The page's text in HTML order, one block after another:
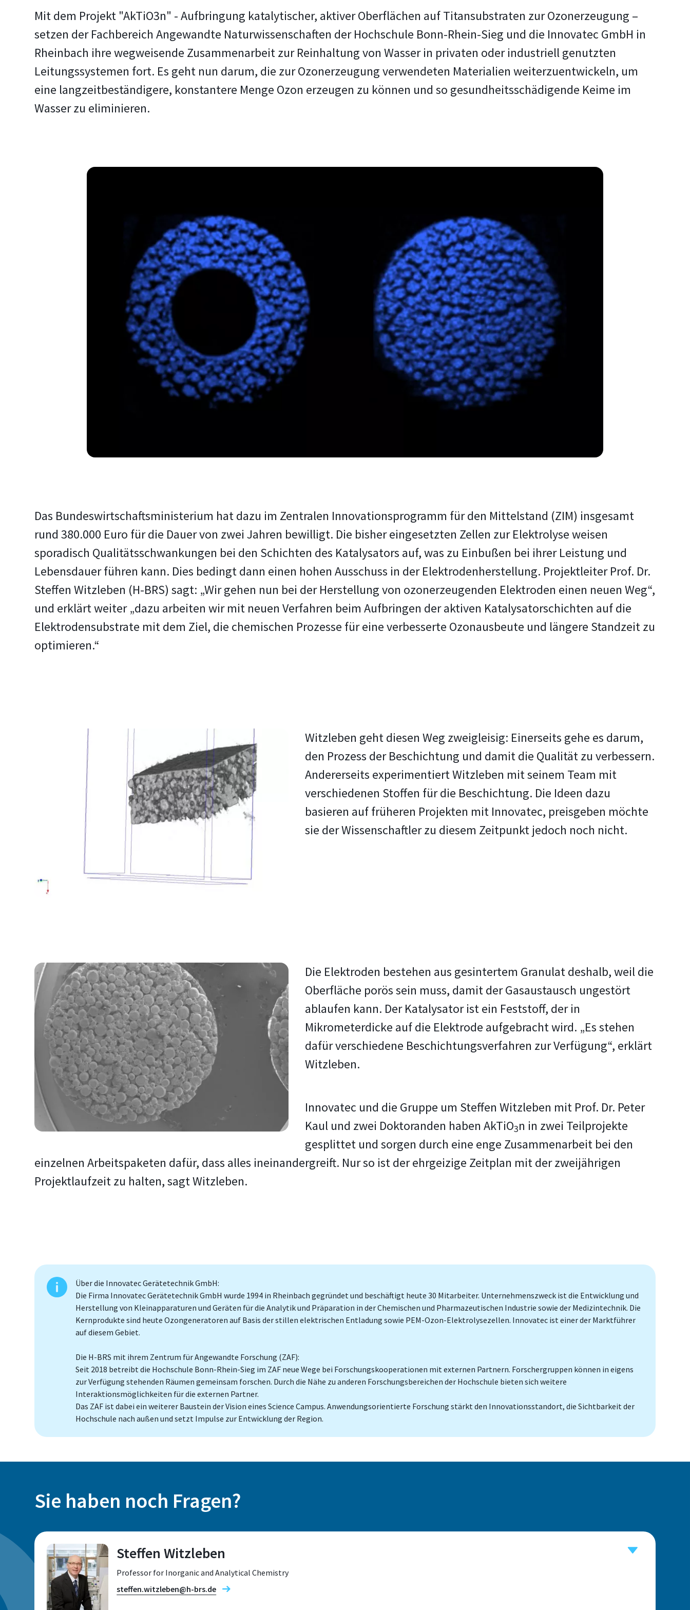
Mit dem Projekt "AkTiO3n" - Aufbringung katalytischer, aktiver Oberflächen auf Titansubstraten zur Ozonerzeugung –
setzen der Fachbereich Angewandte Naturwissenschaften der Hochschule Bonn-Rhein-Sieg und die Innovatec GmbH in
Rheinbach ihre wegweisende Zusammenarbeit zur Reinhaltung von Wasser in privaten oder industriell genutzten
Leitungssystemen fort. Es geht nun darum, die zur Ozonerzeugung verwendeten Materialien weiterzuentwickeln, um
eine langzeitbeständigere, konstantere Menge Ozon erzeugen zu können und so gesundheitsschädigende Keime im
Wasser zu eliminieren.
Das Bundeswirtschaftsministerium hat dazu im Zentralen Innovationsprogramm für den Mittelstand (ZIM) insgesamt
rund 380.000 Euro für die Dauer von zwei Jahren bewilligt. Die bisher eingesetzten Zellen zur Elektrolyse weisen
sporadisch Qualitätsschwankungen bei den Schichten des Katalysators auf, was zu Einbußen bei ihrer Leistung und
Lebensdauer führen kann. Dies bedingt dann einen hohen Ausschuss in der Elektrodenherstellung. Projektleiter Prof. Dr.
Steffen Witzleben (H-BRS) sagt: „Wir gehen nun bei der Herstellung von ozonerzeugenden Elektroden einen neuen Weg“,
und erklärt weiter „dazu arbeiten wir mit neuen Verfahren beim Aufbringen der aktiven Katalysatorschichten auf die
Elektrodensubstrate mit dem Ziel, die chemischen Prozesse für eine verbesserte Ozonausbeute und längere Standzeit zu
optimieren.“
Witzleben geht diesen Weg zweigleisig: Einerseits gehe es darum,
den Prozess der Beschichtung und damit die Qualität zu verbessern.
Andererseits experimentiert Witzleben mit seinem Team mit
verschiedenen Stoffen für die Beschichtung. Die Ideen dazu
basieren auf früheren Projekten mit Innovatec, preisgeben möchte
sie der Wissenschaftler zu diesem Zeitpunkt jedoch noch nicht.
Die Elektroden bestehen aus gesintertem Granulat deshalb, weil die
Oberfläche porös sein muss, damit der Gasaustausch ungestört
ablaufen kann. Der Katalysator ist ein Feststoff, der in
Mikrometerdicke auf die Elektrode aufgebracht wird. „Es stehen
dafür verschiedene Beschichtungsverfahren zur Verfügung“, erklärt
Witzleben.
Innovatec und die Gruppe um Steffen Witzleben mit Prof. Dr. Peter
Kaul und zwei Doktoranden haben AkTiO3n in zwei Teilprojekte
gesplittet und sorgen durch eine enge Zusammenarbeit bei den
einzelnen Arbeitspaketen dafür, dass alles ineinandergreift. Nur so ist der ehrgeizige Zeitplan mit der zweijährigen
Projektlaufzeit zu halten, sagt Witzleben.
Über die Innovatec Gerätetechnik GmbH:
Die Firma Innovatec Gerätetechnik GmbH wurde 1994 in Rheinbach gegründet und beschäftigt heute 30 Mitarbeiter. Unternehmenszweck ist die Entwicklung und
Herstellung von Kleinapparaturen und Geräten für die Analytik und Präparation in der Chemischen und Pharmazeutischen Industrie sowie der Medizintechnik. Die
Kernprodukte sind heute Ozongeneratoren auf Basis der stillen elektrischen Entladung sowie PEM-Ozon-Elektrolysezellen. Innovatec ist einer der Marktführer
auf diesem Gebiet.
Die H-BRS mit ihrem Zentrum für Angewandte Forschung (ZAF):
Seit 2018 betreibt die Hochschule Bonn-Rhein-Sieg im ZAF neue Wege bei Forschungskooperationen mit externen Partnern. Forschergruppen können in eigens
zur Verfügung stehenden Räumen gemeinsam forschen. Durch die Nähe zu anderen Forschungsbereichen der Hochschule bieten sich weitere
Interaktionsmöglichkeiten für die externen Partner.
Das ZAF ist dabei ein weiterer Baustein der Vision eines Science Campus. Anwendungsorientierte Forschung stärkt den Innovationsstandort, die Sichtbarkeit der
Hochschule nach außen und setzt Impulse zur Entwicklung der Region.
Sie haben noch Fragen?
Steffen Witzleben
Professor for Inorganic and Analytical Chemistry
steffen.witzleben@h-brs.de